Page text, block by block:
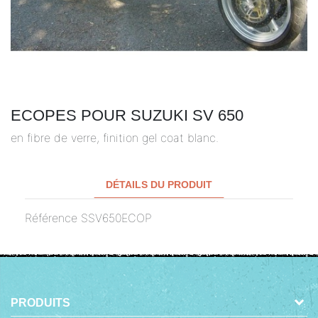
ECOPES POUR SUZUKI SV 650
en fibre de verre, finition gel coat blanc.
DÉTAILS DU PRODUIT
Référence SSV650ECOP
PRODUITS